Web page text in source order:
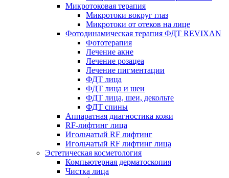
Микротоковая терапия
Микротоки вокруг глаз
Микротоки от отеков на лице
Фотодинамическая терапия ФДТ REVIXAN
Фототерапия
Лечение акне
Лечение розацеа
Лечение пигментации
ФДТ лица
ФДТ лица и шеи
ФДТ лица, шеи, декольте
ФДТ спины
Аппаратная диагностика кожи
RF-лифтинг лица
Игольчатый RF лифтинг
Игольчатый RF лифтинг лица
Эстетическая косметология
Компьютерная дерматоскопия
Чистка лица